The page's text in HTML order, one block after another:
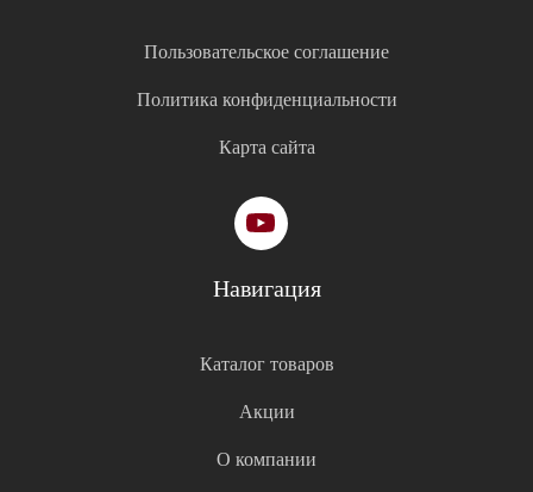
Пользовательское соглашение
Политика конфиденциальности
Карта сайта
Навигация
Каталог товаров
Акции
О компании